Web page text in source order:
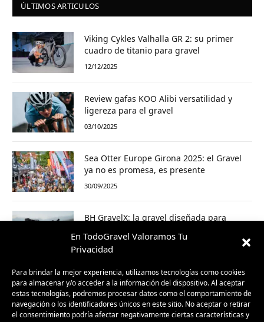
En TodoGravel Valoramos Tu
Privacidad
Para brindar la mejor experiencia, utilizamos tecnologías como cookies
para almacenar y/o acceder a la información del dispositivo. Al aceptar
estas tecnologías, podremos procesar datos como el comportamiento de
navegación o los identificadores únicos en este sitio. No aceptar o retirar
el consentimiento podría afectar negativamente ciertas características y
ÚLTIMOS ARTICULOS
Viking Cykles Valhalla GR 2: su primer
cuadro de titanio para gravel
12/12/2025
Review gafas KOO Alibi versatilidad y
ligereza para el gravel
03/10/2025
Sea Otter Europe Girona 2025: el Gravel
ya no es promesa, es presente
30/09/2025
BH GravelX: la gravel diseñada para
23/09/2025